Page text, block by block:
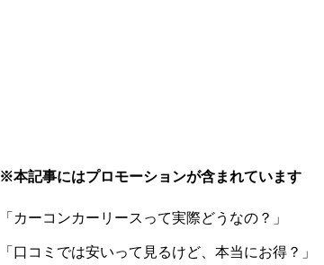
※本記事にはプロモーションが含まれています
「カーコンカーリースって実際どうなの？」
「口コミでは安いって見るけど、本当にお得？」